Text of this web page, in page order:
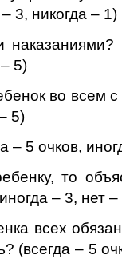
3, никогда – 1)
5)
во всем
5)
5 очков,
то
– 3, нет –
всех
(всегда – 5